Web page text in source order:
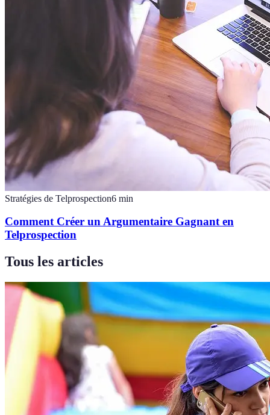
Stratégies de Telprospection6 min
Comment Créer un Argumentaire Gagnant en
Telprospection
Tous les articles